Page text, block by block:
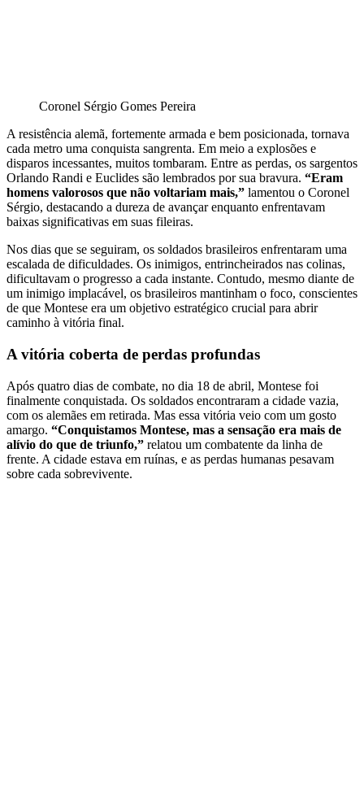
Coronel Sérgio Gomes Pereira
A resistência alemã, fortemente armada e bem posicionada, tornava
cada metro uma conquista sangrenta. Em meio a explosões e
disparos incessantes, muitos tombaram. Entre as perdas, os sargentos
Orlando Randi e Euclides são lembrados por sua bravura. “Eram
homens valorosos que não voltariam mais,” lamentou o Coronel
Sérgio, destacando a dureza de avançar enquanto enfrentavam
baixas significativas em suas fileiras.
Nos dias que se seguiram, os soldados brasileiros enfrentaram uma
escalada de dificuldades. Os inimigos, entrincheirados nas colinas,
dificultavam o progresso a cada instante. Contudo, mesmo diante de
um inimigo implacável, os brasileiros mantinham o foco, conscientes
de que Montese era um objetivo estratégico crucial para abrir
caminho à vitória final.
A vitória coberta de perdas profundas
Após quatro dias de combate, no dia 18 de abril, Montese foi
finalmente conquistada. Os soldados encontraram a cidade vazia,
com os alemães em retirada. Mas essa vitória veio com um gosto
amargo. “Conquistamos Montese, mas a sensação era mais de
alívio do que de triunfo,” relatou um combatente da linha de
frente. A cidade estava em ruínas, e as perdas humanas pesavam
sobre cada sobrevivente.